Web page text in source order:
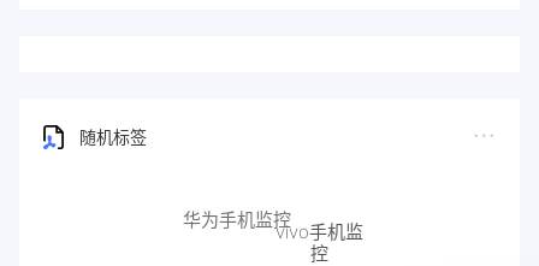
随机标签
vivo手机监
控